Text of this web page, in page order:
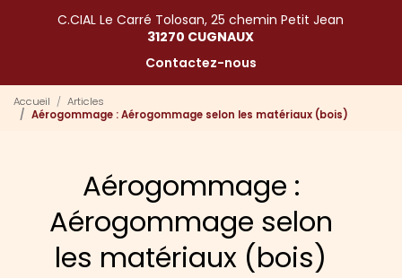
C.CIAL Le Carré Tolosan, 25 chemin Petit Jean
31270 CUGNAUX
Contactez-nous
Accueil
Articles
Aérogommage : Aérogommage selon les matériaux (bois)
Aérogommage :
Aérogommage selon
les matériaux (bois)